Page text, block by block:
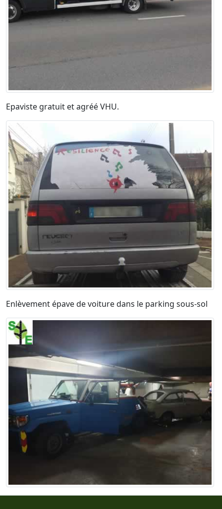
Epaviste gratuit et agréé VHU.
Enlèvement épave de voiture dans le parking sous-sol